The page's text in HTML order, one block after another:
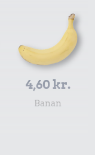
4,60 kr.
Banan